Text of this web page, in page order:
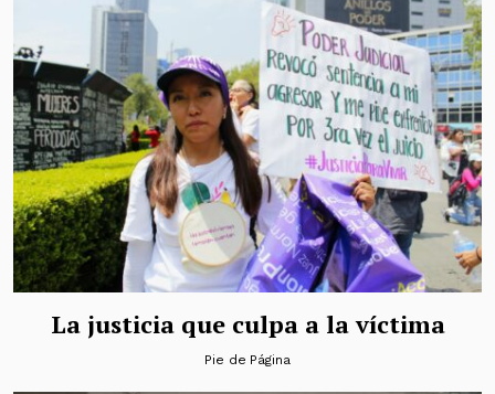
La justicia que culpa a la víctima
Pie de Página